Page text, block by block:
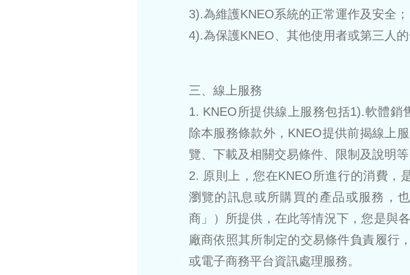
3).為維護KNEO系統的正常運作及安全；
4).為保護KNEO、其他使用者或第三人的
三、線上服務
1. KNEO所提供線上服務包括1).軟體銷
除本服務條款外，KNEO提供前揭線上
覽、下載及相關交易條件、限制及說明
2. 原則上，您在KNEO所進行的消費，
瀏覽的訊息或所購買的產品或服務，
商」）所提供，在此等情況下，您是與
廠商依照其所制定的交易條件負責履行
或電子商務平台資訊處理服務。